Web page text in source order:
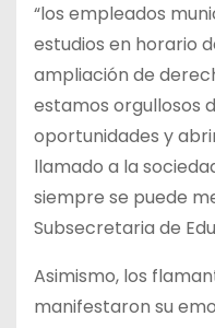
“los empleados
estudios en horario
ampliación de
estamos orgullosos
oportunidades y
llamado a la
siempre se puede
Subsecretaria de
Asimismo, los
manifestaron su